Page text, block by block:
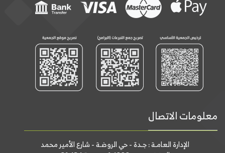
معلومات الاتصال
الإدارة العامـة : جـدة - حي الروضـة - شارع الأمير محمد